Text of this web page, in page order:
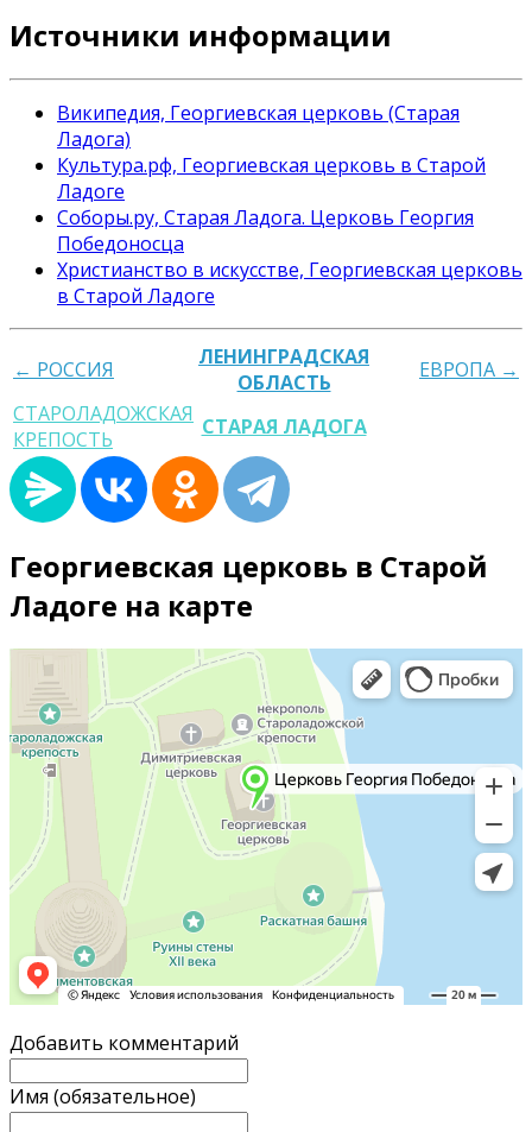
Источники информации
Википедия, Георгиевская церковь (Старая
Ладога)
Культура.рф, Георгиевская церковь в Старой
Ладоге
Соборы.ру, Старая Ладога. Церковь Георгия
Победоносца
Христианство в искусстве, Георгиевская церковь
в Старой Ладоге
← РОССИЯ
ЛЕНИНГРАДСКАЯ
ОБЛАСТЬ
ЕВРОПА →
СТАРОЛАДОЖСКАЯ
КРЕПОСТЬ
СТАРАЯ ЛАДОГА
Георгиевская церковь в Старой
Ладоге на карте
Добавить комментарий
Имя (обязательное)